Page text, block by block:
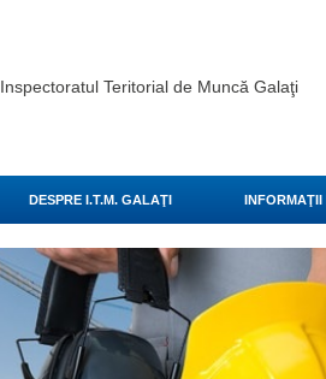
Inspectoratul Teritorial de Muncă Galaţi
DESPRE I.T.M. GALAŢI INFORMAŢII